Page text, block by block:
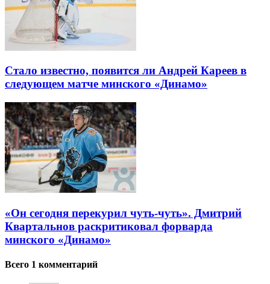
Стало известно, появится ли Андрей Кареев в
следующем матче минского «Динамо»
«Он сегодня перекурил чуть-чуть». Дмитрий
Квартальнов раскритиковал форварда
минского «Динамо»
Всего 1 комментарий